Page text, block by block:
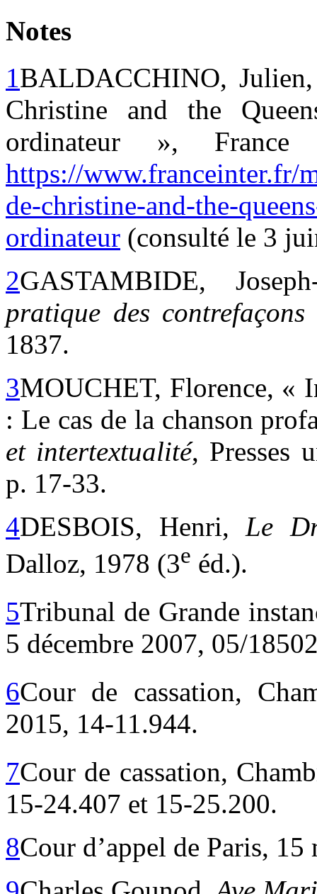
Notes
1BALDACCHINO,
Christine and the
ordinateur »,
https://www.franceinter.fr/
de-christine-and-the-
ordinateur (consulté le 3
2GASTAMBIDE,
pratique des
1837.
3MOUCHET, Florence, «
: Le cas de la chanson
et intertextualité, Presses
p. 17-33.
4DESBOIS, Henri,Le
Dalloz, 1978 (3e éd.).
5Tribunal de Grande
5 décembre 2007, 05/
6Cour de cassation,
2015, 14-11.944.
7Cour de cassation,
15-24.407 et 15-25.200.
8Cour d’appel de Paris,